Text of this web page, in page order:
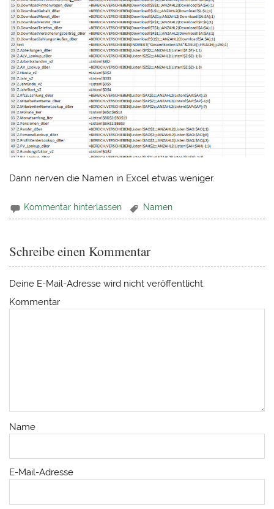
Dann nerven die Namen in Excel etwas weniger.
Kommentar hinterlassen Namen
Schreibe einen Kommentar
Deine E-Mail-Adresse wird nicht veröffentlicht.
Kommentar
Name
E-Mail-Adresse